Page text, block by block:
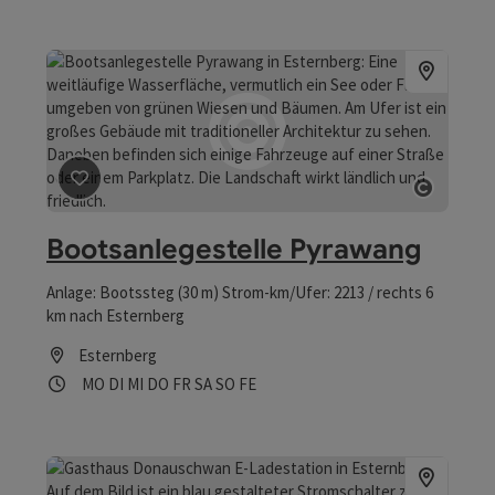
Beitrag merken : Bootsanlegestelle Pyrawang
Bootsanlegestelle Pyrawang
Anlage: Bootssteg (30 m) Strom-km/Ufer: 2213 / rechts 6
km nach Esternberg
Esternberg
Öffnungszeiten
MO Montag geöffnet
DI Dienstag geöffnet
MI Mittwoch geöffnet
DO Donnerstag geöffnet
FR Freitag geöffnet
SASamstag geöffnet
SO Sonntag geöffnet
FEFeiertag geöffnet